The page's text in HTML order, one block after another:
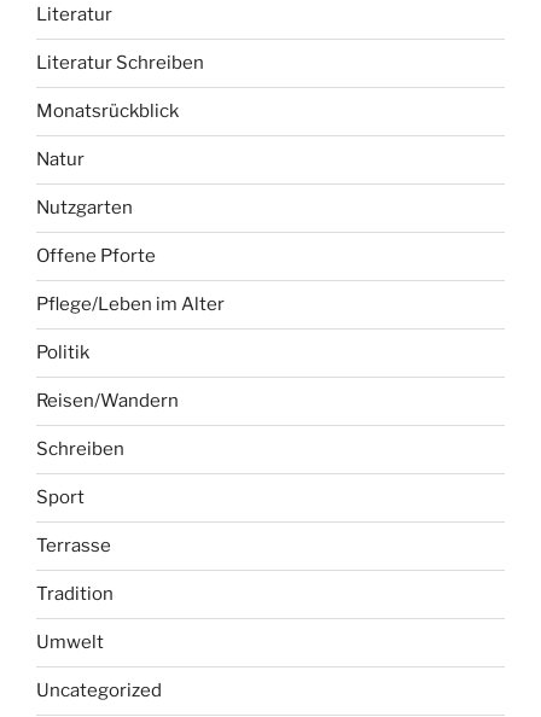
Literatur
Literatur Schreiben
Monatsrückblick
Natur
Nutzgarten
Offene Pforte
Pflege/Leben im Alter
Politik
Reisen/Wandern
Schreiben
Sport
Terrasse
Tradition
Umwelt
Uncategorized